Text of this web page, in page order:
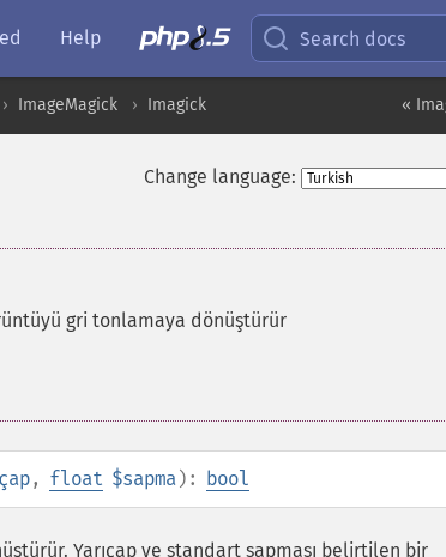
Help Search docs
«
ImageMagick Imagick
Change language:
gri tonlamaya dönüştürür
, float $sapma): bool
Yarıçap ve standart sapması belirtilen bir